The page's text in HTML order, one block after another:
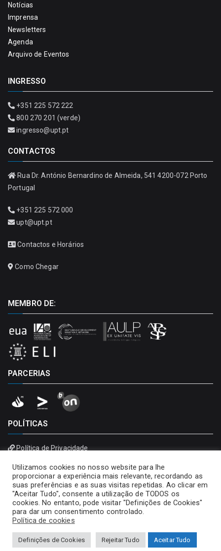
Notícias
Imprensa
Newsletters
Agenda
Arquivo de Eventos
INGRESSO
+351 225 572 222
800 270 201 (verde)
ingresso@upt.pt
CONTACTOS
Rua Dr. António Bernardino de Almeida, 541 4200-072 Porto
Portugal
+351 225 572 000
upt@upt.pt
Contactos e Horários
Como Chegar
MEMBRO DE:
PARCERIAS
POLÍTICAS
Política de Privacidade
Utilizamos cookies no nosso website para lhe
proporcionar a experiência mais relevante, recordando as
suas preferências e as suas visitas repetidas. Ao clicar em
"Aceitar Tudo", consente a utilização de TODOS os
cookies. No entanto, pode visitar "Definições de Cookies"
para dar um consentimento controlado.
Política de cookies
Definições de Cookies Rejeitar Tudo Aceitar Tudo